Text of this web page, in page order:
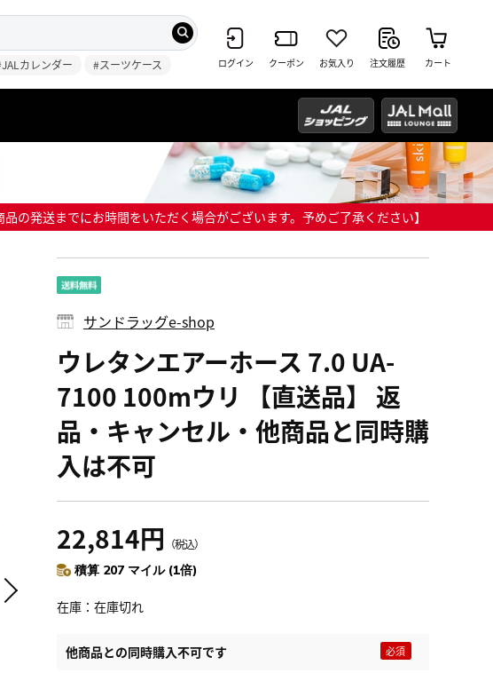
カレンダー #スーツケース ログイン クーポン お気入り 注文履歴 カート
発送までにお時間をいただく場合がございます。予めご了承ください】
サンドラッグe-shop
ウレタンエアーホース 7.0 UA-
7100 100mウリ 【直送品】 返
品・キャンセル・他商品と同時購
入は不可
22,814円 （税込）
積算 207 マイル (1倍)
在庫 在庫切れ
他商品との同時購入不可です